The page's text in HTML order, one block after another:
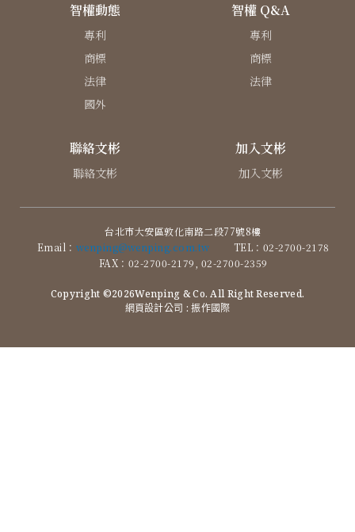
智權動態
專利
商標
法律
國外
智權 Q&A
專利
商標
法律
聯絡文彬
聯絡文彬
加入文彬
加入文彬
台北市大安區敦化南路二段77號8樓
Email： wenping@wenping.com.tw
TEL：02-2700-2178
FAX：02-2700-2179, 02-2700-2359
Copyright ©2026Wenping & Co. All Right Reserved.
網頁設計公司 : 振作國際